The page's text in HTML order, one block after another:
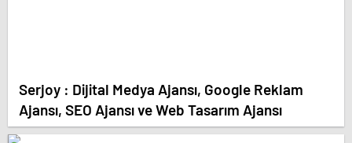
Serjoy : Dijital Medya Ajansı, Google Reklam
Ajansı, SEO Ajansı ve Web Tasarım Ajansı